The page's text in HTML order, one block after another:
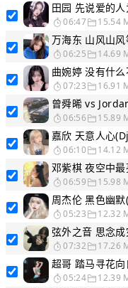
田园 先说爱的
06:47 15.54
万海东 山风山
06:25 14.69
曲婉婷 没有什
07:23 16.91
曾舜晞 vs
06:56 15.89
嘉欣 天意人心
06:10 14.12
06:59 15.98
周杰伦 黑色幽
05:23 12.32
弦外之音 思念
07:32 17.26
超哥 踏马寻花
05:24 12.39